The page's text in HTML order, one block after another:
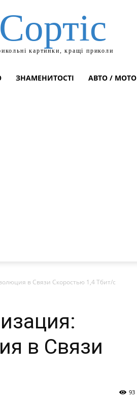
Сортіс
картинки, кращі приколи
ЗНАМЕНИТОСТІ АВТО / МОТО
в Связи Скоростью 1,4 Тбит/с
в Связи
93